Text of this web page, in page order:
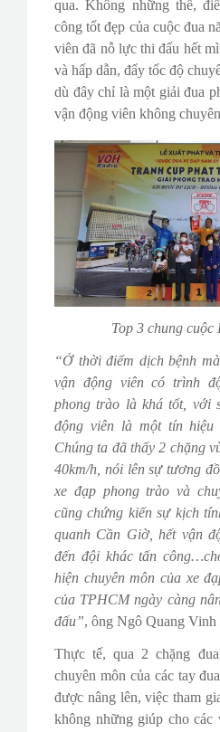
qua. Không những thế,
công tốt đẹp của cuộc đua
viên đã nỗ lực thi đấu hết
và hấp dẫn, đẩy tốc độ
dù đây chỉ là một giải đua
vận động viên không
Top 3 chung
“Ở thời điểm dịch bệnh
vận động viên có trình
phong trào là khá tốt, với
động viên là một tín hiệu
Chúng ta đã thấy 2 chặng
40km/h, nói lên sự tương
xe đạp phong trào và
cũng chứng kiến sự kịch
quanh Cần Giờ, hết vận
đến đội khác tấn
hiện chuyên môn của xe
của TPHCM ngày càng
đấu”, ông Ngô Quang Vinh
Thực tế, qua 2 chặng
chuyên môn của các tay
được nâng lên, việc tham
không những giúp cho